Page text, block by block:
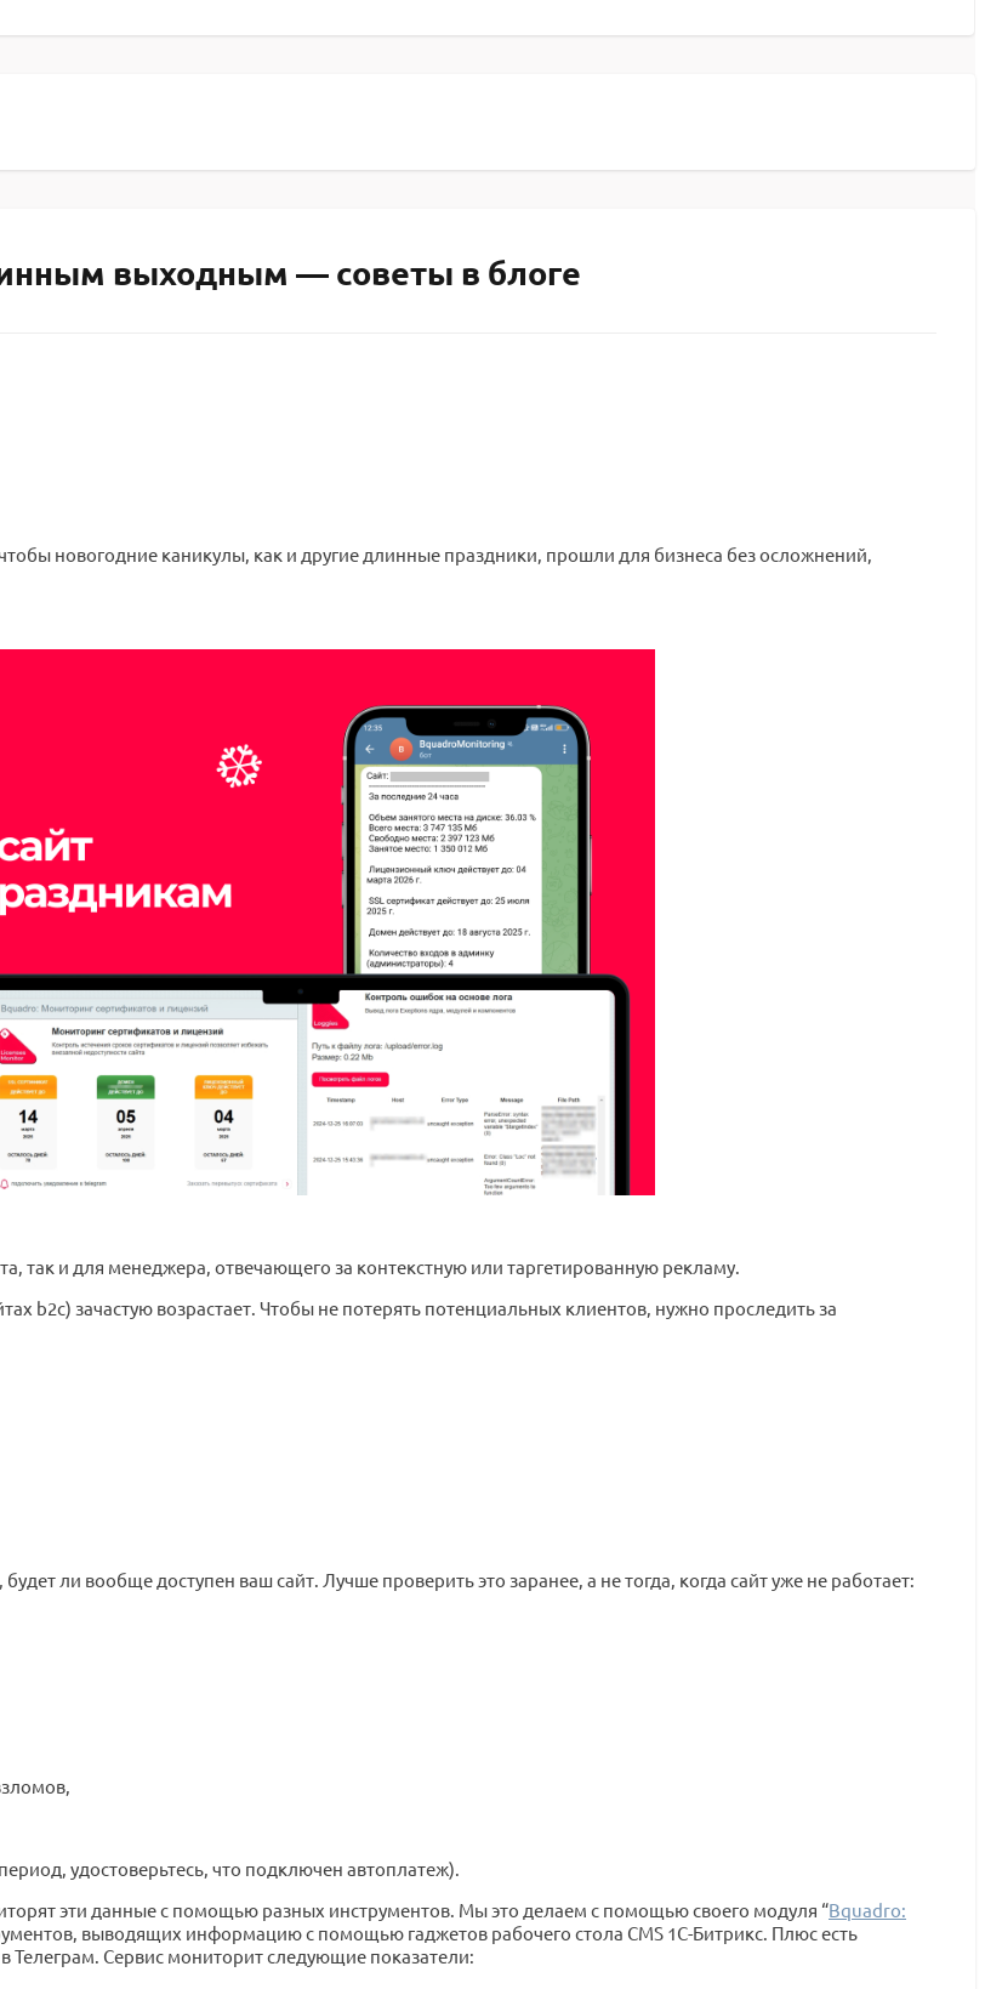
выходным — советы в блоге
новогодние каникулы, как и другие длинные праздники, прошли для бизнеса без осложнений,
так и для менеджера, отвечающего за контекстную или таргетированную рекламу.
b2c) зачастую возрастает. Чтобы не потерять потенциальных клиентов, нужно проследить за
ли вообще доступен ваш сайт. Лучше проверить это заранее, а не тогда, когда сайт уже не работает:
удостоверьтесь, что подключен автоплатеж).
эти данные с помощью разных инструментов. Мы это делаем с помощью своего модуля “Bquadro:
выводящих информацию с помощью гаджетов рабочего стола CMS 1С-Битрикс. Плюс есть
Сервис мониторит следующие показатели: